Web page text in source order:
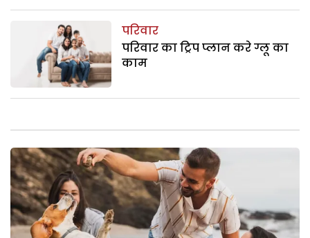
परिवार
परिवार का ट्रिप प्लान करे ग्लू का
काम